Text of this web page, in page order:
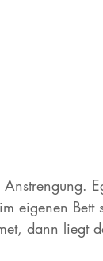
eigenen Bett
dann liegt